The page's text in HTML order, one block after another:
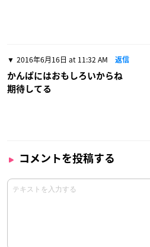
2016年6月16日 at 11:32 AM 返信
かんぱにはおもしろいからね
期待してる
コメントを投稿する